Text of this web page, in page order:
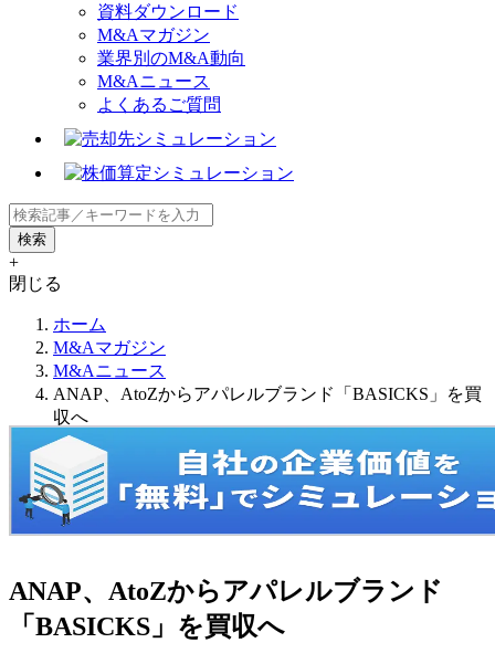
資料ダウンロード
M&Aマガジン
業界別のM&A動向
M&Aニュース
よくあるご質問
+
閉じる
ホーム
M&Aマガジン
M&Aニュース
ANAP、AtoZからアパレルブランド「BASICKS」を買
収へ
ANAP、AtoZからアパレルブランド
「BASICKS」を買収へ